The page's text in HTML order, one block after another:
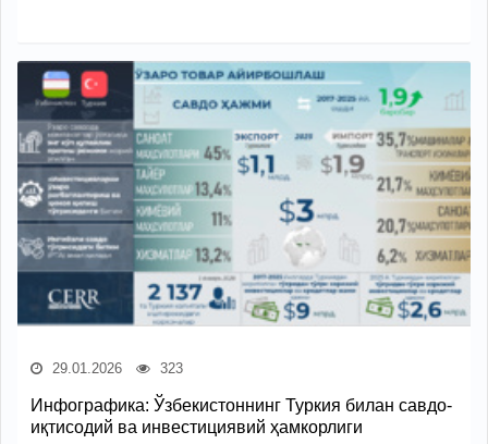
29.01.2026 323
Инфографика: Ўзбекистоннинг Туркия билан савдо-
иқтисодий ва инвестициявий ҳамкорлиги